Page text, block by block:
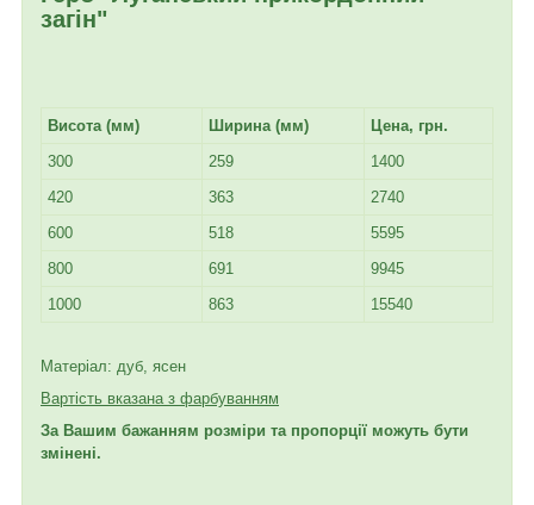
загін"
Висота (мм) Ширина (мм)
Цена, грн.
300
259
1400
420
363
2740
600
518
5595
800
691
9945
1000
863 15540
Матеріал: дуб, ясен
Вартість вказана з фарбуванням
За Вашим бажанням розміри та пропорції можуть бути
змінені.